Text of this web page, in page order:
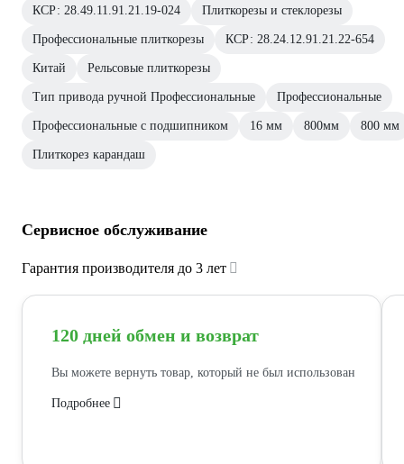
КСР: 28.49.11.91.21.19-024 Плиткорезы и стеклорезы
Профессиональные плиткорезы КСР: 28.24.12.91.21.22-654
Китай Рельсовые плиткорезы
Тип привода ручной Профессиональные Профессиональные
Профессиональные с подшипником 16 мм 800мм 800 мм
Плиткорез карандаш
Сервисное обслуживание
Гарантия производителя до 3 лет
120 дней обмен и возврат
Вы можете вернуть товар, который не был использован
Подробнее